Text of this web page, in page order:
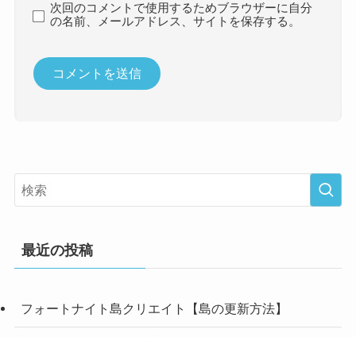
次回のコメントで使用するためブラウザーに自分
の名前、メールアドレス、サイトを保存する。
最近の投稿
フォートナイト島クリエイト【島の更新方法】